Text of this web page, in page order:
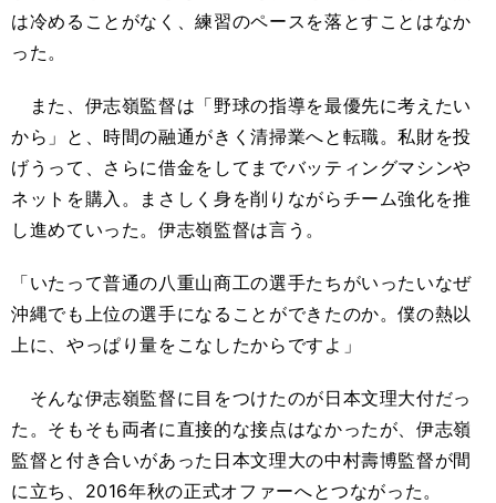
は冷めることがなく、練習のペースを落とすことはなか
った。
また、伊志嶺監督は「野球の指導を最優先に考えたい
から」と、時間の融通がきく清掃業へと転職。私財を投
げうって、さらに借金をしてまでバッティングマシンや
ネットを購入。まさしく身を削りながらチーム強化を推
し進めていった。伊志嶺監督は言う。
「いたって普通の八重山商工の選手たちがいったいなぜ
沖縄でも上位の選手になることができたのか。僕の熱以
上に、やっぱり量をこなしたからですよ」
そんな伊志嶺監督に目をつけたのが日本文理大付だっ
た。そもそも両者に直接的な接点はなかったが、伊志嶺
監督と付き合いがあった日本文理大の中村壽博監督が間
に立ち、2016年秋の正式オファーへとつながった。